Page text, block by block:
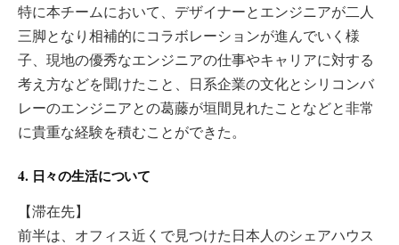
特に本チームにおいて、デザイナーとエンジニアが二人
三脚となり相補的にコラボレーションが進んでいく様
子、現地の優秀なエンジニアの仕事やキャリアに対する
考え方などを聞けたこと、日系企業の文化とシリコンバ
レーのエンジニアとの葛藤が垣間見れたことなどと非常
に貴重な経験を積むことができた。
4. 日々の生活について
【滞在先】
前半は、オフィス近くで見つけた日本人のシェアハウス